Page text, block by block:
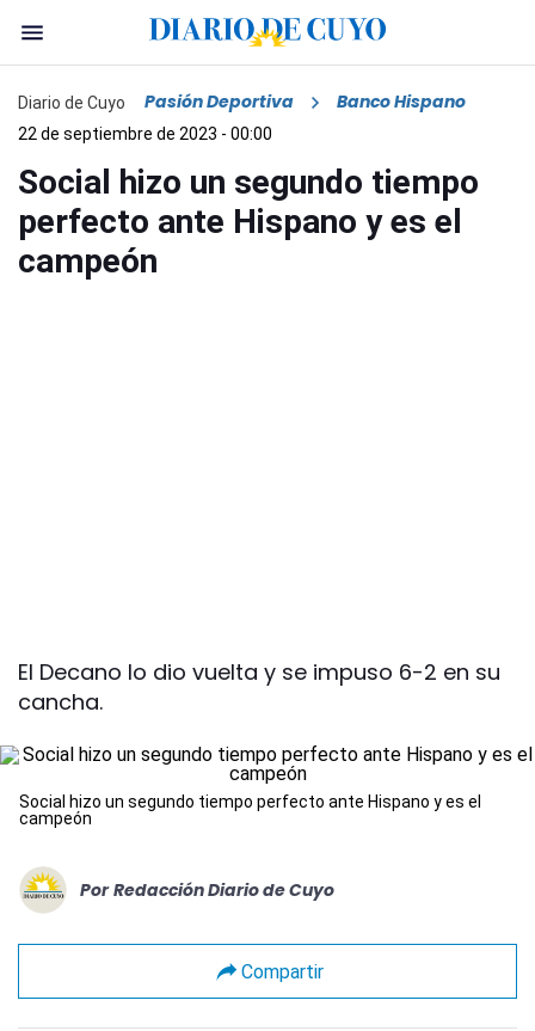
Diario de Cuyo Pasión Deportiva Banco Hispano
22 de septiembre de 2023 - 00:00
Social hizo un segundo tiempo
perfecto ante Hispano y es el
campeón
El Decano lo dio vuelta y se impuso 6-2 en su
cancha.
Social hizo un segundo tiempo perfecto ante Hispano y es el
campeón
Por Redacción Diario de Cuyo
Compartir